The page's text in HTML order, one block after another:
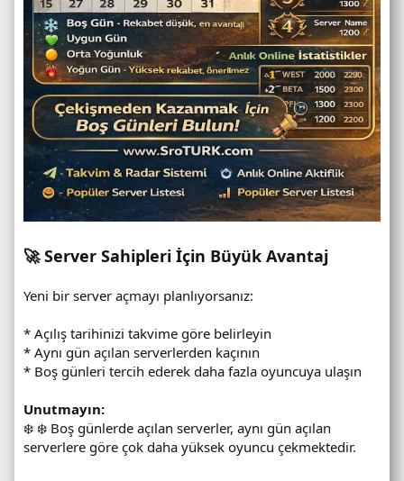
🚀 Server Sahipleri İçin Büyük Avantaj
Yeni bir server açmayı planlıyorsanız:
* Açılış tarihinizi takvime göre belirleyin
* Aynı gün açılan serverlerden kaçının
* Boş günleri tercih ederek daha fazla oyuncuya ulaşın
Unutmayın:
❄️ ❄️ Boş günlerde açılan serverler, aynı gün açılan
serverlere göre çok daha yüksek oyuncu çekmektedir.